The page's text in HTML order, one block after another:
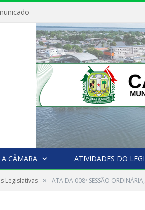
A CÂMARA ATIVIDADES DO
Legislativas » ATA DA 008ª SESSÃO